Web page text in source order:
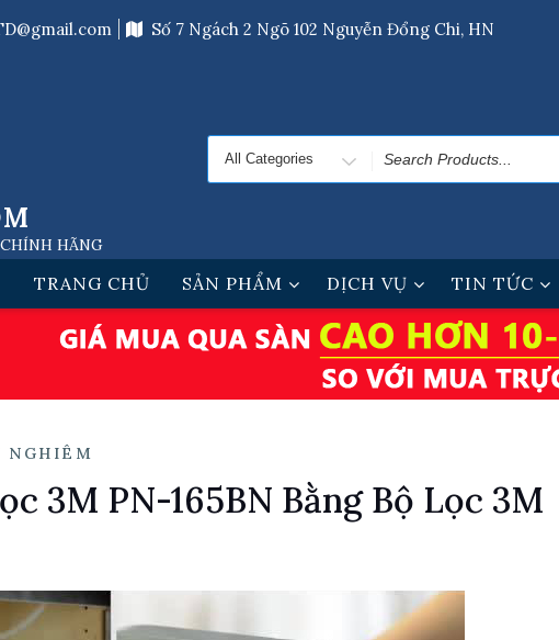
Số 7 Ngách 2 Ngõ 102 Nguyễn Đổng Chi, HN
HÃNG
Search
for
TRANG CHỦ SẢN PHẨM DỊCH VỤ TIN TỨC
NGHIÊM
3M PN-165BN Bằng Bộ Lọc 3M